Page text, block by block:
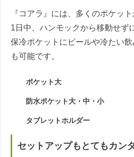
『コアラ』には、多くのポケッ
1日中、ハンモックから移動せず
保冷ポケットにビールや冷たい
も可能です。
ポケット大
防水ポケット大・中・小
タブレットホルダー
セットアップもとてもカン